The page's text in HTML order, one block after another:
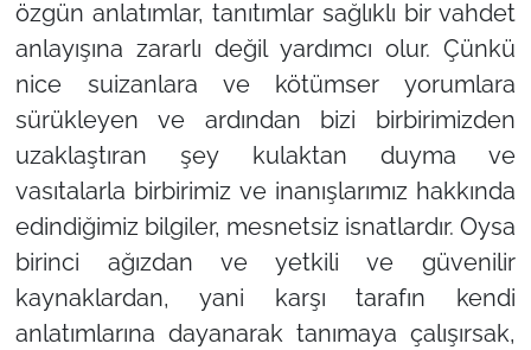
özgün anlatımlar, tanıtımlar sağlıklı bir vahdet
anlayışına zararlı değil yardımcı olur. Çünkü
nice suizanlara ve kötümser yorumlara
sürükleyen ve ardından bizi birbirimizden
uzaklaştıran şey kulaktan duyma ve
vasıtalarla birbirimiz ve inanışlarımız hakkında
edindiğimiz bilgiler, mesnetsiz isnatlardır. Oysa
birinci ağızdan ve yetkili ve güvenilir
kaynaklardan, yani karşı tarafın kendi
anlatımlarına dayanarak tanımaya çalışırsak,